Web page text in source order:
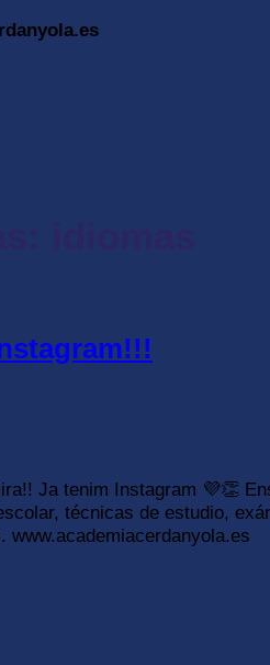
Ja tenim Instagram 💜👏
técnicas de estudio,